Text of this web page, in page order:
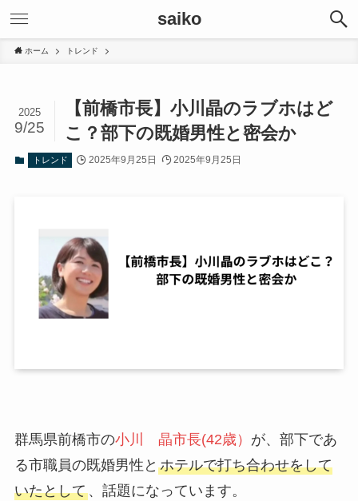
saiko
ホーム トレンド
【前橋市長】小川晶のラブホはど
こ？部下の既婚男性と密会か
2025
9/25
トレンド 2025年9月25日 2025年9月25日
群馬県前橋市の小川 晶市長(42歳） が、部下であ
る市職員の既婚男性と ホテルで打ち合わせをして
いたとして、話題になっています。